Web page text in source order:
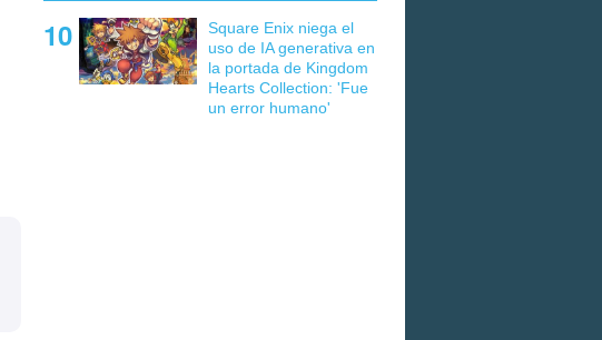
Square Enix niega el
uso de IA generativa en
la portada de Kingdom
Hearts Collection: 'Fue
un error humano'